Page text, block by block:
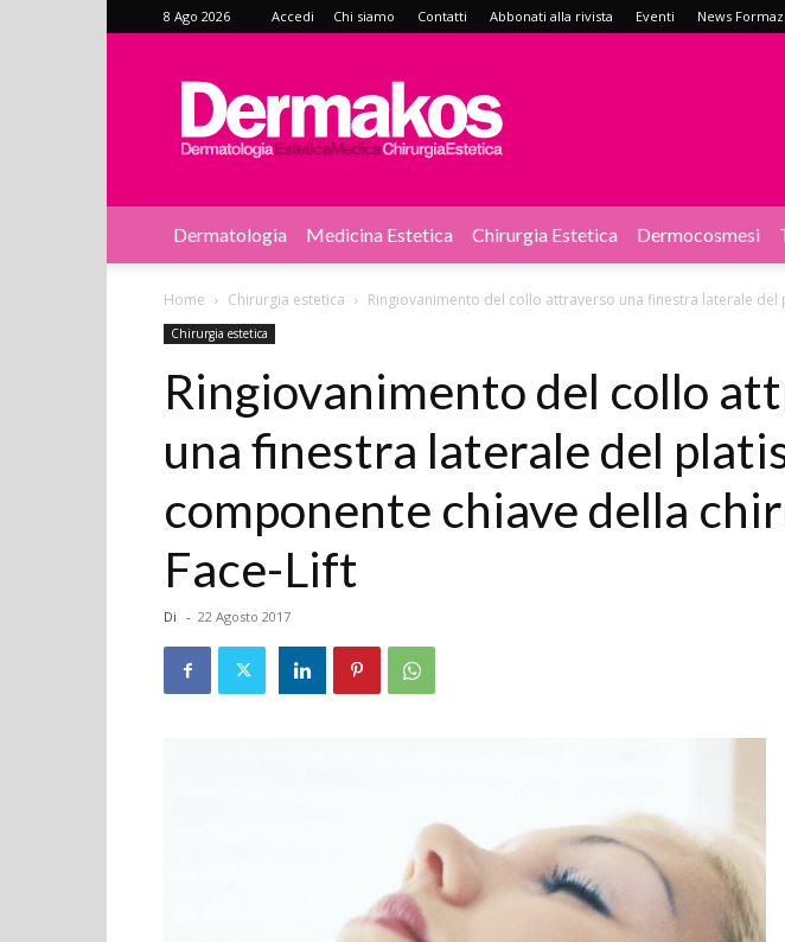
8 Ago 2026 Accedi Chi siamo Contatti Abbonati alla rivista Eventi News
Dermakos
Dermatologia Medicina Estetica Chirurgia Estetica Dermocosmesi
Home Chirurgia estetica Ringiovanimento del collo attraverso una finestra laterale del
Chirurgia estetica
Ringiovanimento del collo
una finestra laterale del
componente chiave della
Face-Lift
Di - 22 Agosto 2017